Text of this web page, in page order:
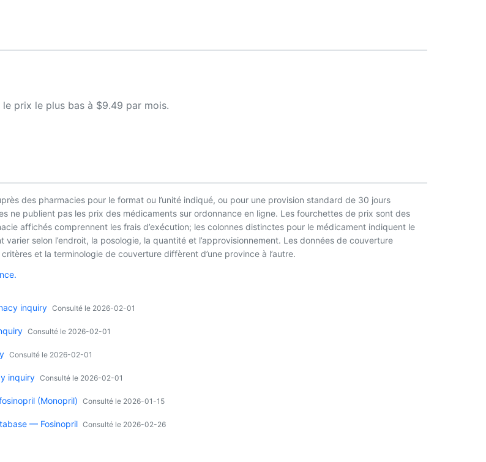
prix le plus bas à $9.49 par mois.
des pharmacies pour le format ou l’unité indiqué, ou pour une provision standard de 30 jours
ne publient pas les prix des médicaments sur ordonnance en ligne. Les fourchettes de prix sont des
affichés comprennent les frais d’exécution; les colonnes distinctes pour le médicament indiquent le
selon l’endroit, la posologie, la quantité et l’approvisionnement. Les données de couverture
et la terminologie de couverture diffèrent d’une province à l’autre.
inquiry Consulté le 2026-02-01
Consulté le 2026-02-01
Consulté le 2026-02-01
inquiry Consulté le 2026-02-01
(Monopril) Consulté le 2026-01-15
— Fosinopril Consulté le 2026-02-26